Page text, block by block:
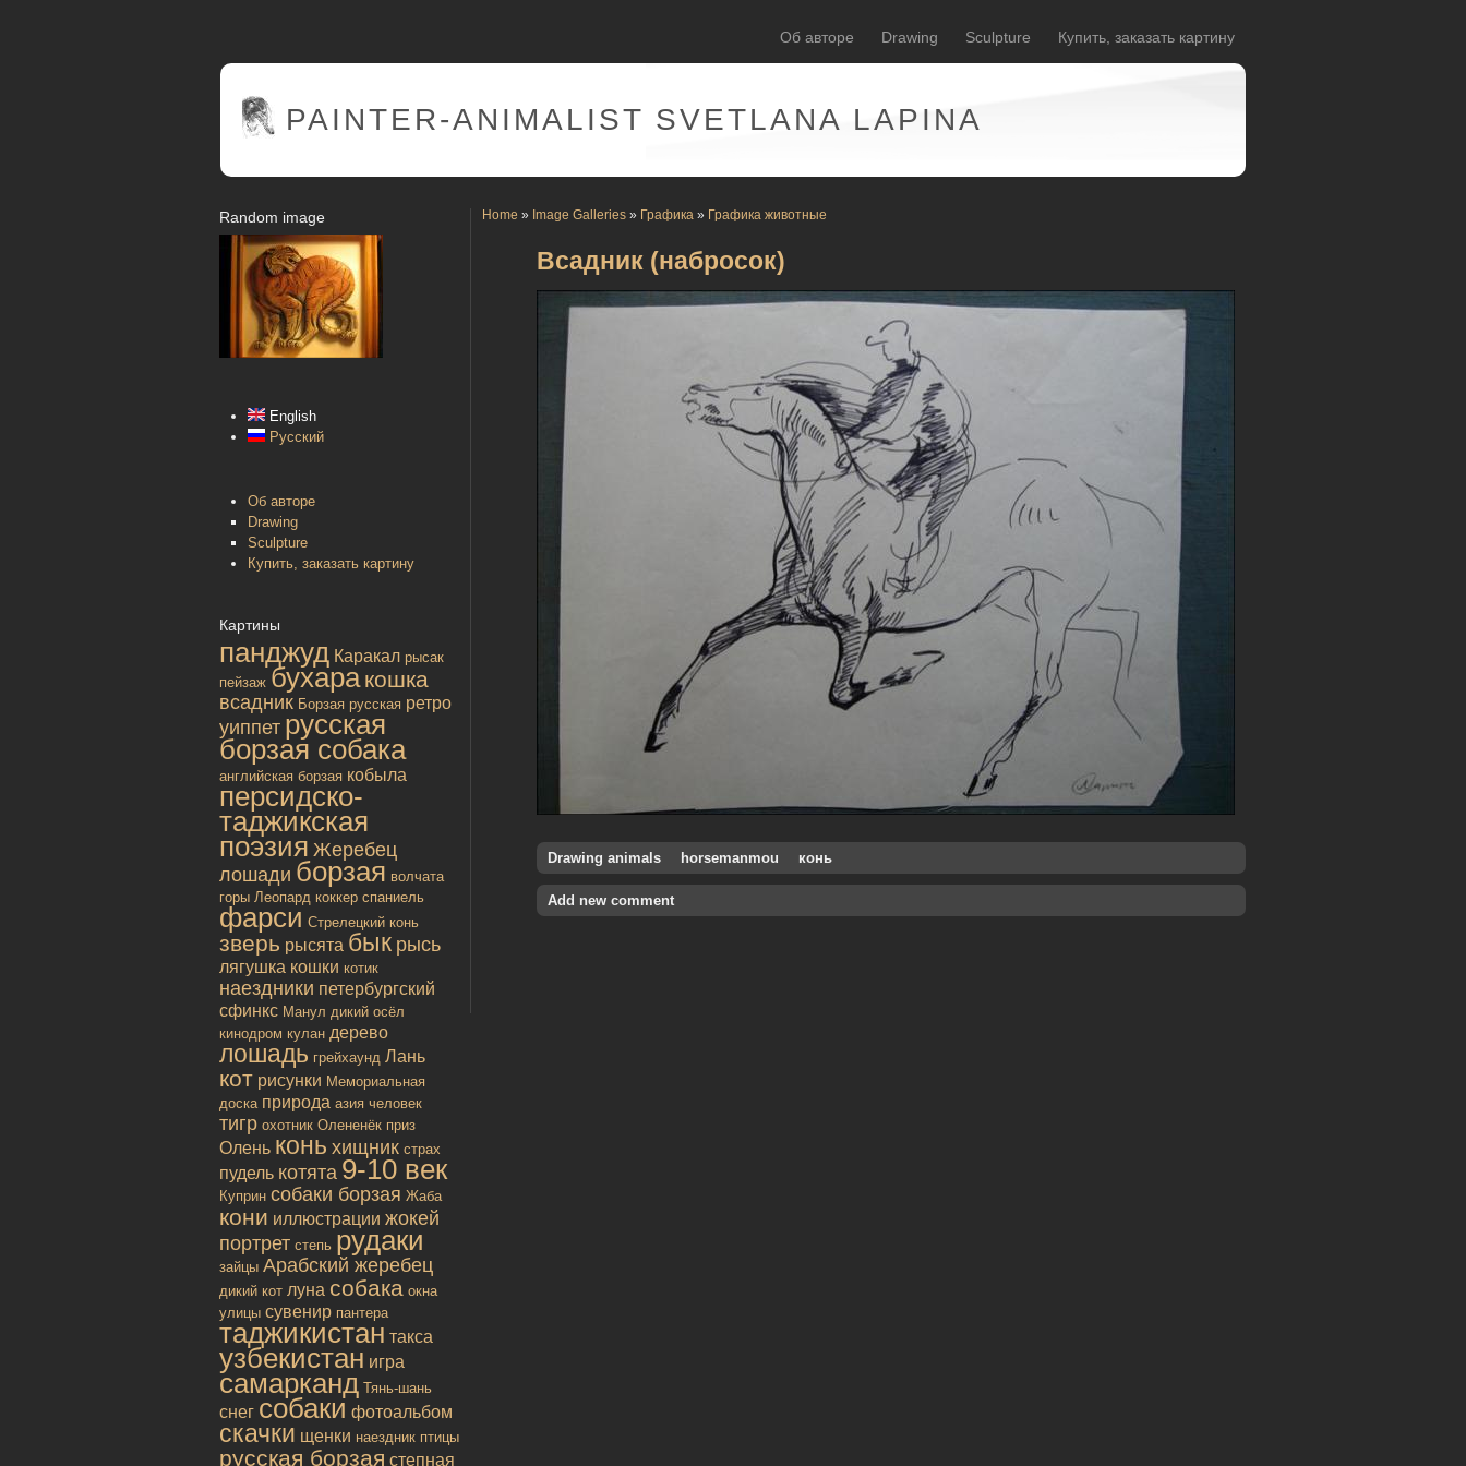
Об авторе Drawing Sculpture Купить, заказать картину
PAINTER-ANIMALIST SVETLANA LAPINA
Random image
English
Русский
Об авторе
Drawing
Sculpture
Купить, заказать картину
Картины
панджуд Каракал рысак
пейзаж бухара кошка
всадник Борзая русская ретро
уиппет русская
борзая собака
английская борзая кобыла
персидско-
таджикская
поэзия Жеребец
лошади борзая волчата
горы Леопард коккер спаниель
фарси Стрелецкий конь
зверь рысята бык рысь
лягушка кошки котик
наездники петербургский
сфинкс Манул дикий осёл
кинодром кулан дерево
лошадь грейхаунд Лань
кот рисунки Мемориальная
доска природа азия человек
тигр охотник Олененёк приз
Олень конь хищник страх
пудель котята 9-10 век
Куприн собаки борзая Жаба
кони иллюстрации жокей
портрет степь рудаки
зайцы Арабский жеребец
дикий кот луна собака окна
улицы сувенир пантера
таджикистан такса
узбекистан игра
самарканд Тянь-шань
снег собаки фотоальбом
скачки щенки наездник птицы
русская борзая степная
Home » Image Galleries » Графика » Графика животные
Всадник (набросок)
Drawing animals horsemanmou конь
Add new comment